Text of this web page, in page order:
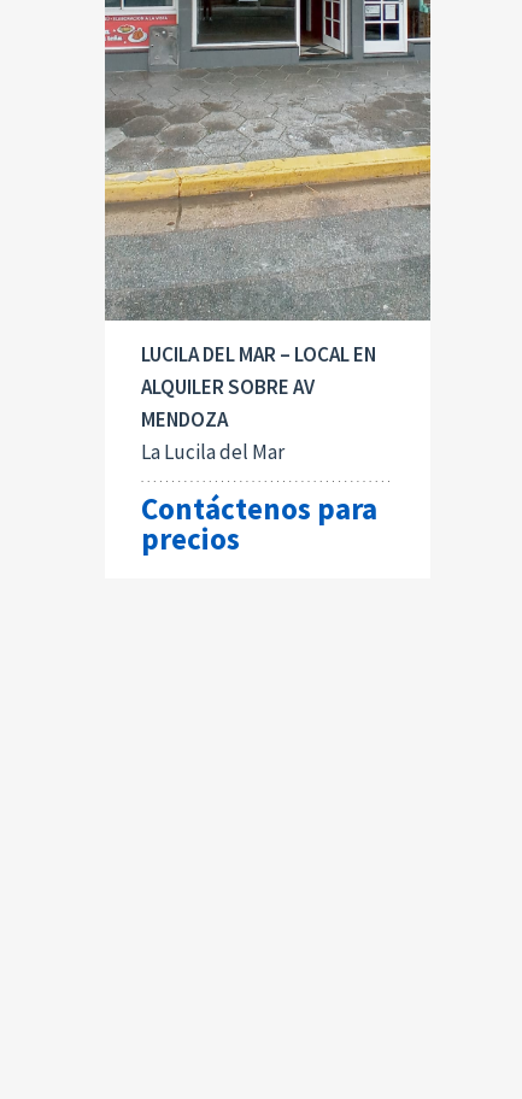
LUCILA DEL MAR – LOCAL EN
ALQUILER SOBRE AV
MENDOZA
La Lucila del Mar
Contáctenos para
precios